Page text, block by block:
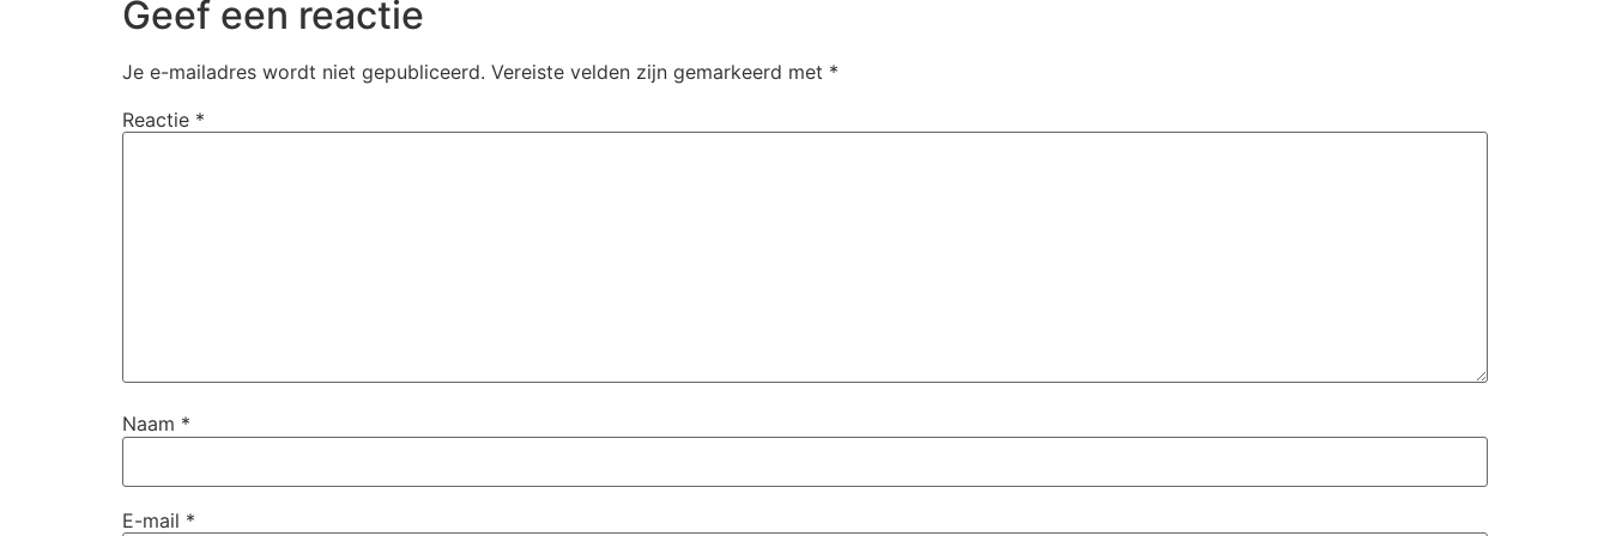
Geef een reactie
Je e-mailadres wordt niet gepubliceerd. Vereiste velden zijn gemarkeerd met *
Reactie *
Naam *
E-mail *